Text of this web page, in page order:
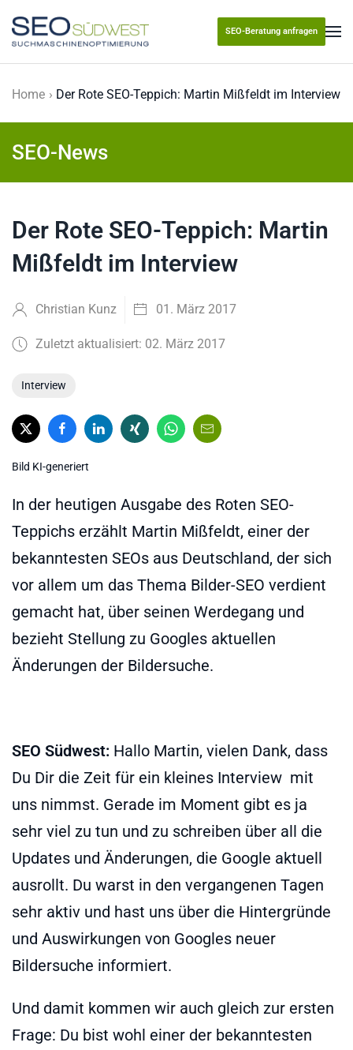
Skip to main content
SEO-Beratung anfragen
Home Der Rote SEO-Teppich: Martin Mißfeldt im Interview
SEO-News
Der Rote SEO-Teppich: Martin
Mißfeldt im Interview
Christian Kunz 01. März 2017
Zuletzt aktualisiert: 02. März 2017
Interview
Bild KI-generiert
In der heutigen Ausgabe des Roten SEO-
Teppichs erzählt Martin Mißfeldt, einer der
bekanntesten SEOs aus Deutschland, der sich
vor allem um das Thema Bilder-SEO verdient
gemacht hat, über seinen Werdegang und
bezieht Stellung zu Googles aktuellen
Änderungen der Bildersuche.
SEO Südwest: Hallo Martin, vielen Dank, dass
Du Dir die Zeit für ein kleines Interview mit
uns nimmst. Gerade im Moment gibt es ja
sehr viel zu tun und zu schreiben über all die
Updates und Änderungen, die Google aktuell
ausrollt. Du warst in den vergangenen Tagen
sehr aktiv und hast uns über die Hintergründe
und Auswirkungen von Googles neuer
Bildersuche informiert.
Und damit kommen wir auch gleich zur ersten
Frage: Du bist wohl einer der bekanntesten